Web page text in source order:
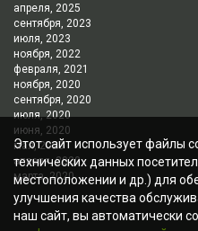
апреля, 2025
сентября, 2023
июля, 2023
ноября, 2022
февраля, 2021
ноября, 2020
сентября, 2020
июля, 2020
июня, 2020
мая, 2020
апреля, 2020
марта, 2020
Этот сайт использует файлы
технических данных
местоположении и др.) для
улучшения качества
наш сайт, вы автоматически